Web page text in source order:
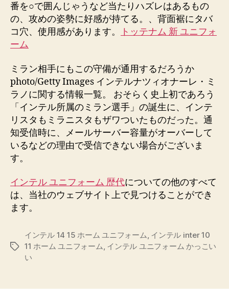
番を○で囲んじゃうなど当たりハズレはあるもの
の、攻めの姿勢に好感が持てる。、背面裾にタバ
コ穴、使用感があります。
トッテナム 新 ユニフォ
ーム
ミラン相手にもこの守備が通用するだろうか
photo/Getty Images インテルナツィオナーレ・ミ
ラノに関する情報一覧。 おそらく史上初であろう
「インテル所属のミラン選手」の誕生に、インテ
リスタもミラニスタもザワついたものだった。通
知受信時に、メールサーバー容量がオーバーして
いるなどの理由で受信できない場合がございま
す。
インテル ユニフォーム 歴代についての他のすべて
は、当社のウェブサイト上で見つけることができ
ます。
Etiquetas
インテル 14 15 ホーム ユニフォーム, インテル inter 10
11 ホーム ユニフォーム, インテル ユニフォーム かっこい
い